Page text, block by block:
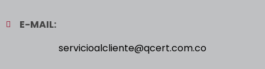
E-MAIL:
servicioalcliente@qcert.com.co